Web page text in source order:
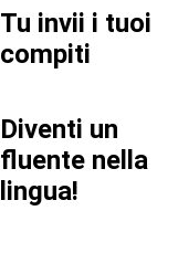
Tu invii i tuoi
compiti
Diventi un
fluente nella
lingua!